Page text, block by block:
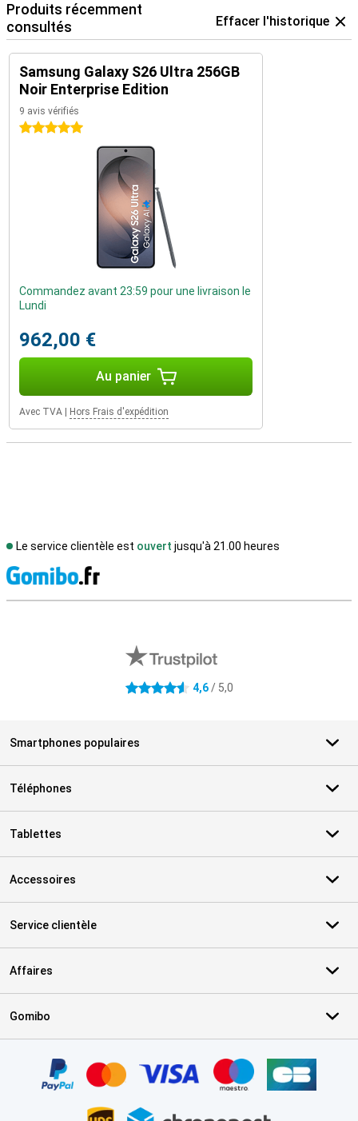
Produits récemment
consultés
Effacer l'historique
Samsung Galaxy S26 Ultra 256GB
Noir Enterprise Edition
9 avis vérifiés
5 étoiles
Commandez avant 23:59 pour une livraison le
Lundi
962,00 €
Au panier
Avec TVA Hors Frais d'expédition
Le service clientèle est ouvert jusqu'à 21.00 heures
4.6 étoiles 4,6/ 5,0
Smartphones populaires
Téléphones
Tablettes
Accessoires
Service clientèle
Affaires
Gomibo